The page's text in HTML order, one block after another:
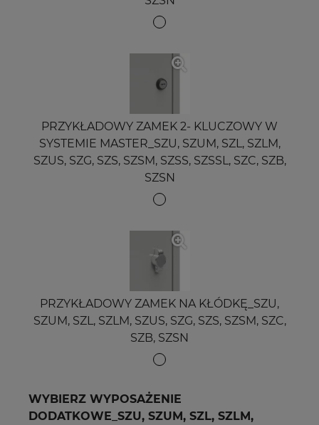
PRZYKŁADOWY ZAMEK 2- KLUCZOWY W
SYSTEMIE MASTER_SZU, SZUM, SZL, SZLM,
SZUS, SZG, SZS, SZSM, SZSS, SZSSL, SZC, SZB,
SZSN
PRZYKŁADOWY ZAMEK NA KŁÓDKĘ_SZU,
SZUM, SZL, SZLM, SZUS, SZG, SZS, SZSM, SZC,
SZB, SZSN
WYBIERZ WYPOSAŻENIE
DODATKOWE_SZU, SZUM, SZL, SZLM,